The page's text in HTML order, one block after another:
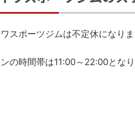
スポーツジムは不定休になりま
の時間帯は11:00～22:00となり